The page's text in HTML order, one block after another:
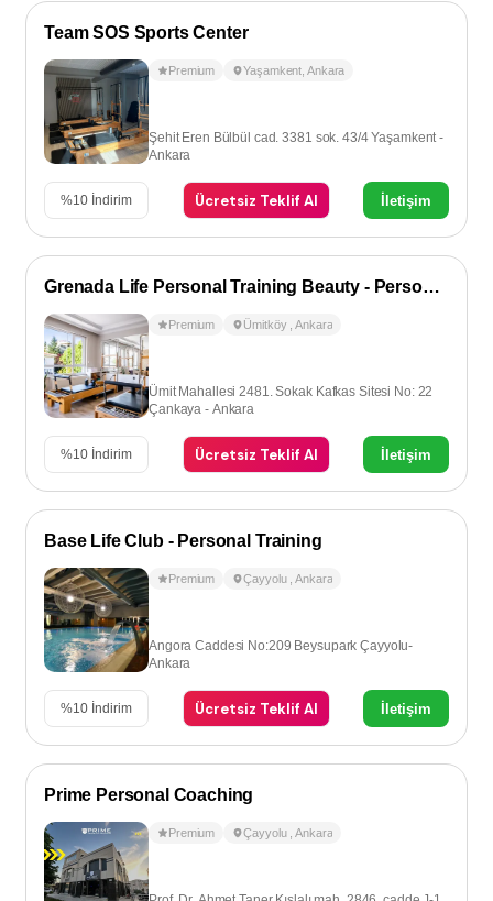
Team SOS Sports Center
Premium Yaşamkent ,Ankara
Şehit Eren Bülbül cad. 3381 sok. 43/4 Yaşamkent -
Ankara
%10 İndirim Ücretsiz Teklif Al İletişim
Grenada Life Personal Training Beauty - Personal Training
Premium Ümitköy ,Ankara
Ümit Mahallesi 2481. Sokak Kafkas Sitesi No: 22
Çankaya - Ankara
%10 İndirim Ücretsiz Teklif Al İletişim
Base Life Club - Personal Training
Premium Çayyolu ,Ankara
Angora Caddesi No:209 Beysupark Çayyolu-
Ankara
%10 İndirim Ücretsiz Teklif Al İletişim
Prime Personal Coaching
Premium Çayyolu ,Ankara